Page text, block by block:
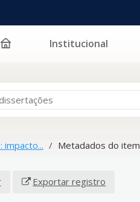
Institucional
impacto... Metadados do item
Exportar registro